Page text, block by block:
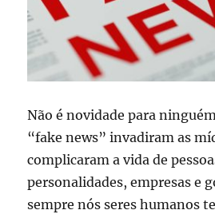
Não é novidade para
“fake news” invadiram as
complicaram a vida de
personalidades, empresas e
sempre nós seres humanos